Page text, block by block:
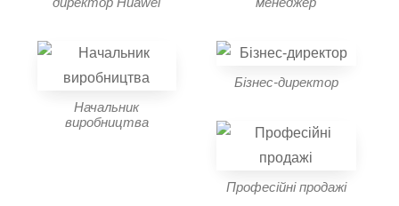
Начальник
виробництва
Бізнес-директор
Професійні продажі